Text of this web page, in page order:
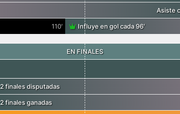
Asiste
110′ Influye en gol cada 96′
EN FINALES
2 finales disputadas
2 finales ganadas